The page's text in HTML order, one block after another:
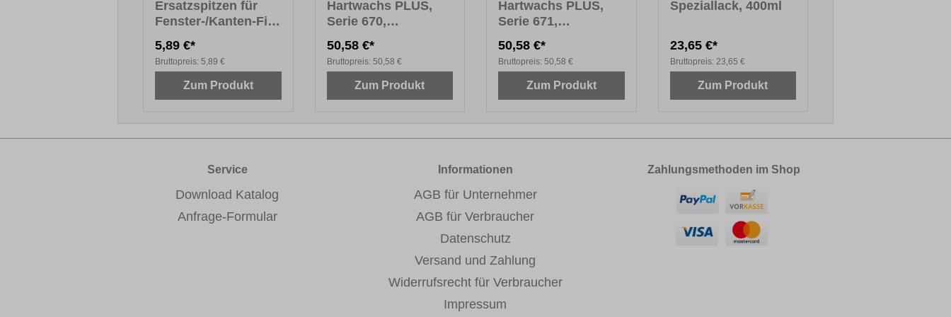
Ersatzspitzen für
Fenster-/Kanten-Fix
5,89 €*
Bruttopreis: 5,89 €
Zum Produkt
Hartwachs PLUS,
Serie 670,
10 x 8 cm
50,58 €*
Bruttopreis: 50,58 €
Zum Produkt
Hartwachs PLUS,
Serie 671,
10 x 8 cm
50,58 €*
Bruttopreis: 50,58 €
Zum Produkt
Speziallack, 400ml
23,65 €*
Bruttopreis: 23,65 €
Zum Produkt
Service
Download Katalog
Anfrage-Formular
Informationen
AGB für Unternehmer
AGB für Verbraucher
Datenschutz
Versand und Zahlung
Widerrufsrecht für Verbraucher
Impressum
Zahlungsmethoden im Shop